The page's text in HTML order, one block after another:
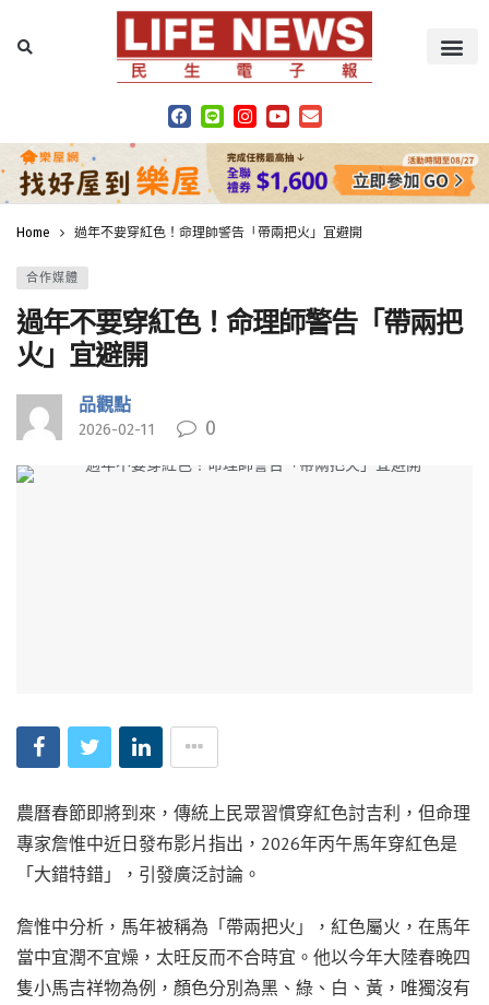
Home 過年不要穿紅色！命理師警告「帶兩把火」宜避開
合作媒體
過年不要穿紅色！命理師警告「帶兩把
火」宜避開
品觀點
2026-02-11 0
農曆春節即將到來，傳統上民眾習慣穿紅色討吉利，但命理
專家詹惟中近日發布影片指出，2026年丙午馬年穿紅色是
「大錯特錯」，引發廣泛討論。
詹惟中分析，馬年被稱為「帶兩把火」，紅色屬火，在馬年
當中宜潤不宜燥，太旺反而不合時宜。他以今年大陸春晚四
隻小馬吉祥物為例，顏色分別為黑、綠、白、黃，唯獨沒有